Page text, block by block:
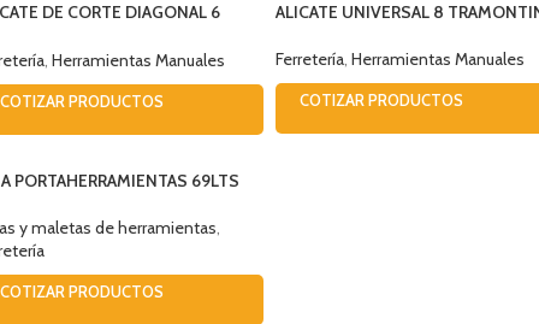
DE CORTE DIAGONAL 6
, Herramientas Manuales
COTIZAR PRODUCTOS
ALICATE UNIVERSAL 8
Ferretería, Herramientas Manuales
COTIZAR PRODUCTOS
PORTAHERRAMIENTAS 69LTS
y maletas de herramientas,
COTIZAR PRODUCTOS